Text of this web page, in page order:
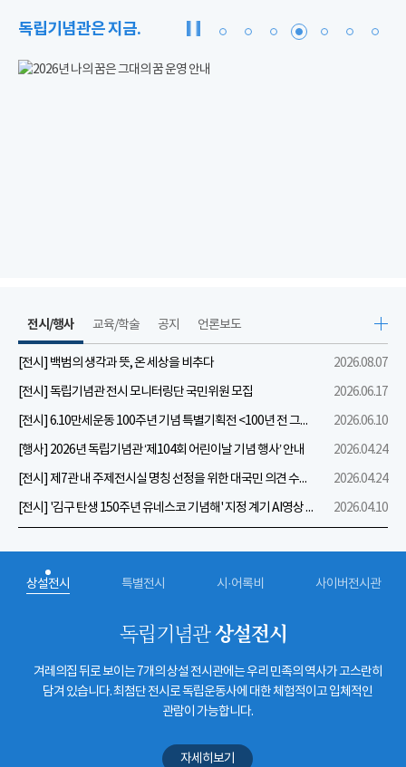
독립기념관은 지금.
전시/행사
[전시] 백범의 생각과 뜻, 온 세상을 비추다
2026.08.07
[전시] 독립기념관 전시 모니터링단 국민위원 모집
2026.06.17
[전시] 6.10만세운동 100주년 기념 특별기획전 <100년 전 그날을 보다: 6.10만세운동>
2026.06.10
[행사] 2026년 독립기념관 ‘제104회 어린이날 기념 행사’ 안내
2026.04.24
[전시] 제7관 내 주제전시실 명칭 선정을 위한 대국민 의견 수렴 실시
2026.04.24
[전시] '김구 탄생 150주년 유네스코 기념해' 지정 계기 AI영상 국민공모 개최 안내
2026.04.10
교육/학술 공지 언론보도
상설전시 특별전시 시·어록비 사이버전시관
독립기념관상설전시
겨레의집 뒤로 보이는 7개의 상설 전시관에는 우리 민족의 역사가 고스란히
담겨 있습니다. 최첨단 전시로 독립운동사에 대한 체험적이고 입체적인
관람이 가능합니다.
자세히보기